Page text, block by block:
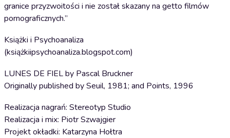
granice przyzwoitości i nie został skazany na getto filmów
pornograficznych.”
Książki i Psychoanaliza
(książkiipsychoanaliza.blogspot.com)
LUNES DE FIEL by Pascal Bruckner
Originally published by Seuil, 1981; and Points, 1996
Realizacja nagrań: Stereotyp Studio
Realizacja i mix: Piotr Szwajgier
Projekt okładki: Katarzyna Hołtra